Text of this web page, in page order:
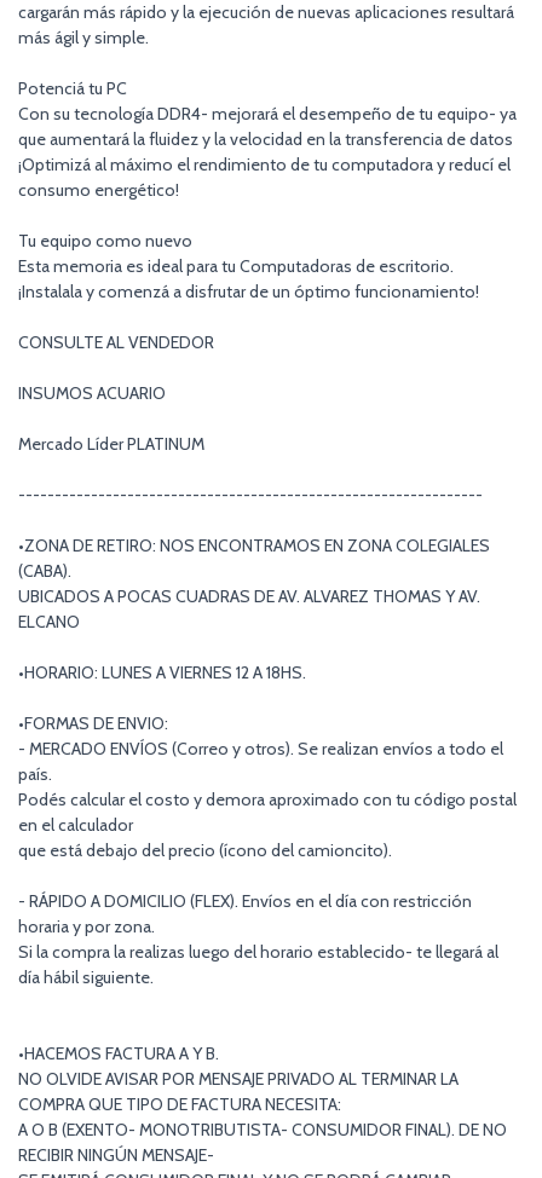
cargarán más rápido y la ejecución de nuevas aplicaciones resultará
más ágil y simple.
Potenciá tu PC
Con su tecnología DDR4- mejorará el desempeño de tu equipo- ya
que aumentará la fluidez y la velocidad en la transferencia de datos
¡Optimizá al máximo el rendimiento de tu computadora y reducí el
consumo energético!
Tu equipo como nuevo
Esta memoria es ideal para tu Computadoras de escritorio.
¡Instalala y comenzá a disfrutar de un óptimo funcionamiento!
CONSULTE AL VENDEDOR
INSUMOS ACUARIO
Mercado Líder PLATINUM
----------------------------------------------------------------
•ZONA DE RETIRO: NOS ENCONTRAMOS EN ZONA COLEGIALES
(CABA).
UBICADOS A POCAS CUADRAS DE AV. ALVAREZ THOMAS Y AV.
ELCANO
•HORARIO: LUNES A VIERNES 12 A 18HS.
•FORMAS DE ENVIO:
- MERCADO ENVÍOS (Correo y otros). Se realizan envíos a todo el
país.
Podés calcular el costo y demora aproximado con tu código postal
en el calculador
que está debajo del precio (ícono del camioncito).
- RÁPIDO A DOMICILIO (FLEX). Envíos en el día con restricción
horaria y por zona.
Si la compra la realizas luego del horario establecido- te llegará al
día hábil siguiente.
•HACEMOS FACTURA A Y B.
NO OLVIDE AVISAR POR MENSAJE PRIVADO AL TERMINAR LA
COMPRA QUE TIPO DE FACTURA NECESITA:
A O B (EXENTO- MONOTRIBUTISTA- CONSUMIDOR FINAL). DE NO
RECIBIR NINGÚN MENSAJE-